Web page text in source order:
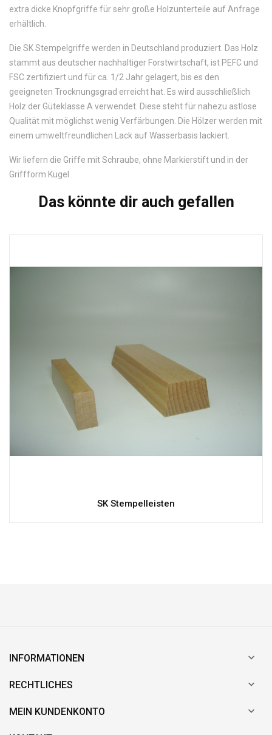
extra dicke Knopfgriffe für sehr große Holzunterteile auf Anfrage
erhältlich.
Die SK Stempelgriffe werden in Deutschland produziert. Das Holz
stammt aus deutscher nachhaltiger Forstwirtschaft, ist PEFC und
FSC zertifiziert und für ca. 1/2 Jahr gelagert, bis es den
geeigneten Trocknungsgrad erreicht hat. Es wird ausschließlich
Holz der Güteklasse A verwendet. Diese steht für nahezu astlose
Qualität mit möglichst wenig Verfärbungen. Die Hölzer werden mit
einem umweltfreundlichen Lack auf Wasserbasis lackiert.
Wir liefern die Griffe mit Schraube, ohne Markierstift und in der
Griffform Kugel.
Das könnte dir auch gefallen
SK Stempelleisten
INFORMATIONEN 
RECHTLICHES 
MEIN KUNDENKONTO 